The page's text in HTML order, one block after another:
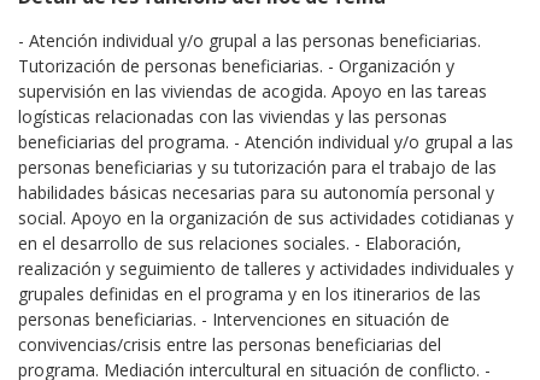
- Atención individual y/o grupal a las personas beneficiarias.
Tutorización de personas beneficiarias. - Organización y
supervisión en las viviendas de acogida. Apoyo en las tareas
logísticas relacionadas con las viviendas y las personas
beneficiarias del programa. - Atención individual y/o grupal a las
personas beneficiarias y su tutorización para el trabajo de las
habilidades básicas necesarias para su autonomía personal y
social. Apoyo en la organización de sus actividades cotidianas y
en el desarrollo de sus relaciones sociales. - Elaboración,
realización y seguimiento de talleres y actividades individuales y
grupales definidas en el programa y en los itinerarios de las
personas beneficiarias. - Intervenciones en situación de
convivencias/crisis entre las personas beneficiarias del
programa. Mediación intercultural en situación de conflicto. -